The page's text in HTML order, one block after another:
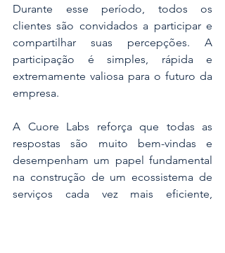
Durante esse período, todos os
clientes são convidados a participar e
compartilhar suas percepções. A
participação é simples, rápida e
extremamente valiosa para o futuro da
empresa.
A Cuore Labs reforça que todas as
respostas são muito bem-vindas e
desempenham um papel fundamental
na construção de um ecossistema de
serviços cada vez mais eficiente,